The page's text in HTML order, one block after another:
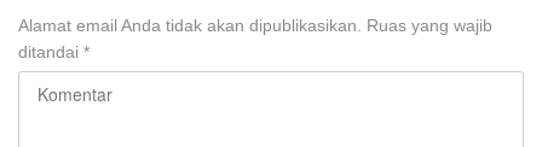
Alamat email Anda tidak akan dipublikasikan. Ruas yang wajib
ditandai *